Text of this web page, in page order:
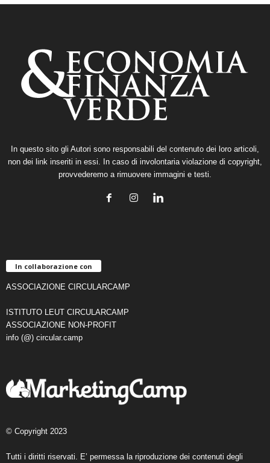
In questo sito gli Autori sono responsabili del contenuto dei loro articoli,
non dei link inseriti in essi. In caso di involontaria violazione di copyright,
provvederemo a rimuovere immagini e testi.
In collaborazione con
ASSOCIAZIONE CIRCULARCAMP
ISTITUTO LEUT CIRCULARCAMP
ASSOCIAZIONE NON-PROFIT
info (@) circular.camp
© Copyright 2023
Tutti i diritti riservati. E’ permessa la riproduzione dei contenuti degli